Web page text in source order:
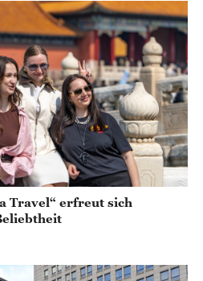
Travel“ erfreut sich